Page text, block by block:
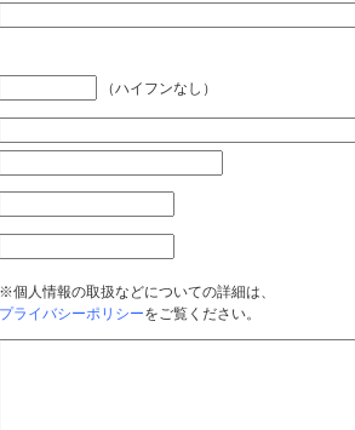
（ハイフンなし）
※個人情報の取扱などについての詳細は、
プライバシーポリシーをご覧ください。